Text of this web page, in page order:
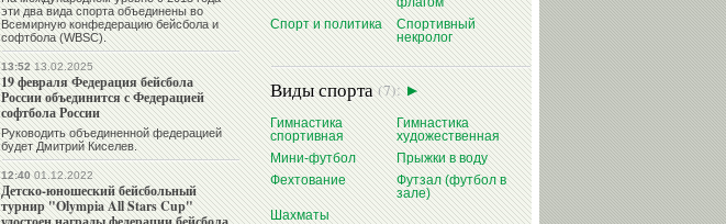
эти два вида спорта объединены во
Всемирную конфедерацию бейсбола и
софтбола (WBSC).
13:5213.02.2025
19 февраля Федерация бейсбола
России объединится с Федерацией
софтбола России
Руководить объединенной федерацией
будет Дмитрий Киселев.
12:4001.12.2022
Детско-юношеский бейсбольный
турнир "Olympia All Stars Cup"
Спорт и политика
Спортивный
некролог
Виды спорта(7):
Гимнастика
спортивная
Гимнастика
художественная
Мини-футбол
Прыжки в воду
Фехтование
Футзал (футбол в
зале)
Шахматы